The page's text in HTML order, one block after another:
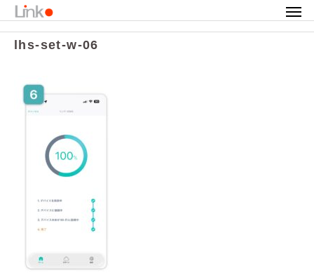
カテゴリ
lhs-set-w-06